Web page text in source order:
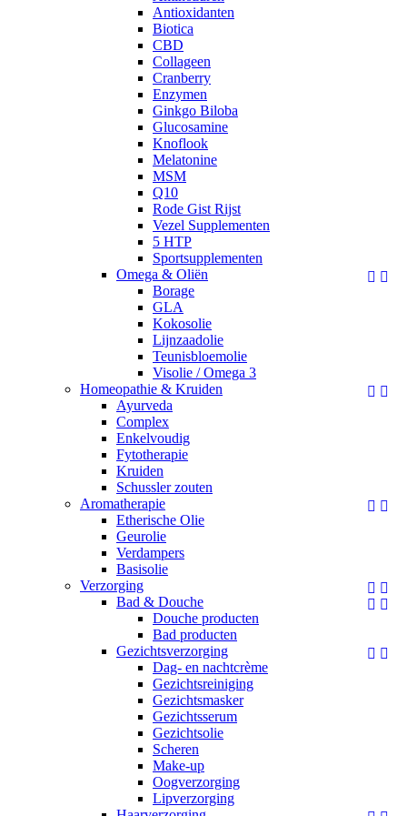
Antioxidanten
Biotica
CBD
Collageen
Cranberry
Enzymen
Ginkgo Biloba
Glucosamine
Knoflook
Melatonine
MSM
Q10
Rode Gist Rijst
Vezel Supplementen
5 HTP
Sportsupplementen
 
Omega & Oliën
Borage
GLA
Kokosolie
Lijnzaadolie
Teunisbloemolie
Visolie / Omega 3
 
Homeopathie & Kruiden
Ayurveda
Complex
Enkelvoudig
Fytotherapie
Kruiden
Schussler zouten
 
Aromatherapie
Etherische Olie
Geurolie
Verdampers
Basisolie
 
Verzorging
 
Bad & Douche
Douche producten
Bad producten
 
Gezichtsverzorging
Dag- en nachtcrème
Gezichtsreiniging
Gezichtsmasker
Gezichtsserum
Gezichtsolie
Scheren
Make-up
Oogverzorging
Lipverzorging